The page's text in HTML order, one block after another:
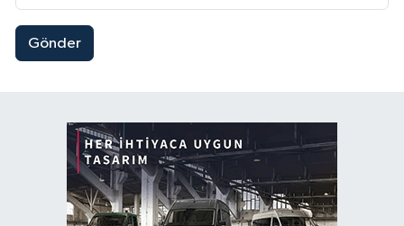
Gönder